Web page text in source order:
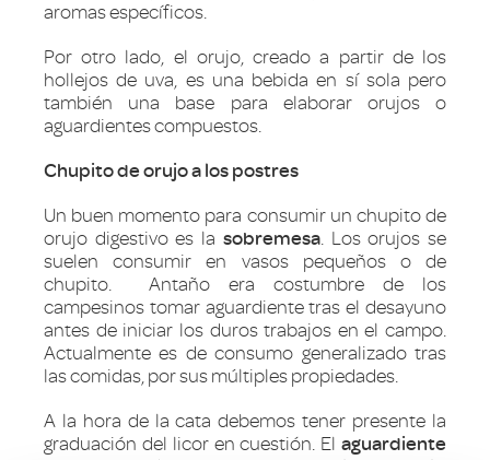
aromas específicos.
Por otro lado, el orujo, creado a partir de los
hollejos de uva, es una bebida en sí sola pero
también una base para elaborar orujos o
aguardientes compuestos.
Chupito de orujo a los postres
Un buen momento para consumir un chupito de
orujo digestivo es la sobremesa. Los orujos se
suelen consumir en vasos pequeños o de
chupito. Antaño era costumbre de los
campesinos tomar aguardiente tras el desayuno
antes de iniciar los duros trabajos en el campo.
Actualmente es de consumo generalizado tras
las comidas, por sus múltiples propiedades.
A la hora de la cata debemos tener presente la
graduación del licor en cuestión. El aguardiente